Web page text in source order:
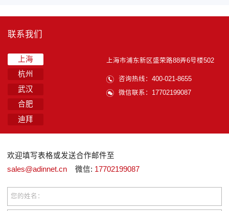
联系我们
上海
杭州
武汉
合肥
迪拜
上海市浦东新区盛荣路88弄6号楼502
咨询热线：400-021-8655
微信联系：17702199087
欢迎填写表格或发送合作邮件至
sales@adinnet.cn 微信: 17702199087
您的姓名：